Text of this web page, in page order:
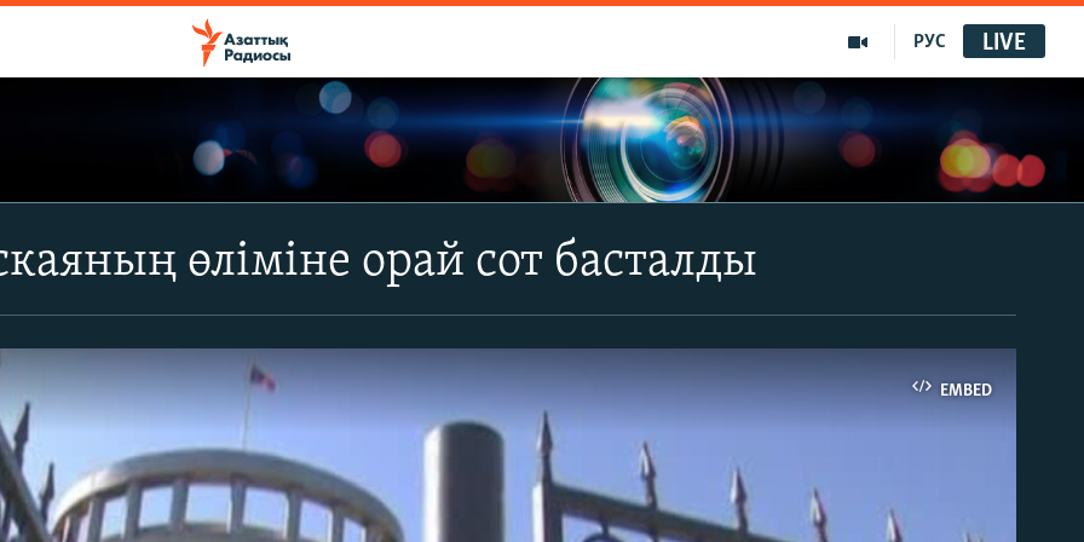
РУС LIVE
өліміне орай сот басталды
EMBED